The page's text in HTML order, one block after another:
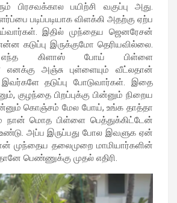
பிரசவக்கால பயிற்சி வகுப்பு அது.
படிப்படியாக விளக்கி அதற்கு ஏற்ப
இதில் முந்தைய ஜெனரேசன்
கடுப்பு இருக்குமோ தெரியவில்லை.
எந்த கிளாஸ் போய் பிள்ளை
எனக்கு அஞ்சு புள்ளையும் வீட்லதான்
தடுப்பு போடுவார்கள். இதை
குழந்தை பிறப்புக்கு பின்னும் நிறைய
கொஞ்சம் மேல போய், உங்க தாத்தா
நான் மொத பிள்ளை பெத்துக்கிட்டேன்
உண்டு. அப்ப இருப்பது போல இவளுக ஏன்
முந்தைய தலைமுறை மாமியார்களின்
பெண்ணுக்கு முதல் எதிரி.